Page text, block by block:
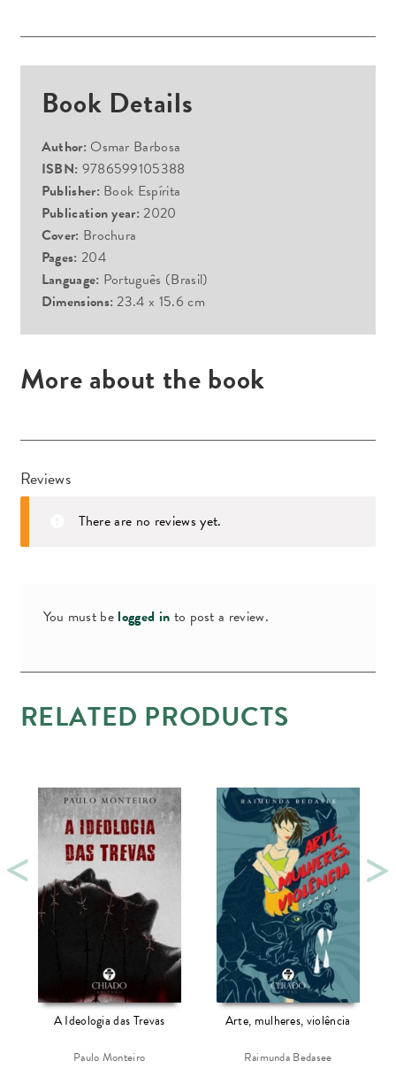
Book Details
Author: Osmar Barbosa
ISBN: 9786599105388
Publisher: Book Espírita
Publication year:2020
Cover: Brochura
Pages: 204
Language: Português (Brasil)
Dimensions:23.4 x 15.6 cm
More about the book
Reviews
There are no reviews yet.
You must be logged in to post a review.
RELATED PRODUCTS
A Ideologia das Trevas
Paulo Monteiro
Arte, mulheres, violência
Raimunda Bedasee